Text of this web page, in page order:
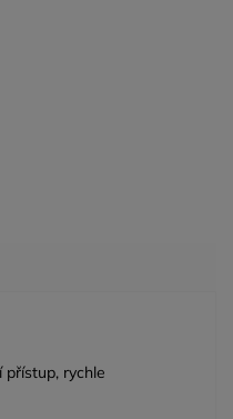
přístup, rychle